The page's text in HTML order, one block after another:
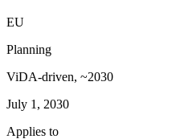
EU
Planning
ViDA-driven, ~2030
July 1, 2030
Applies to